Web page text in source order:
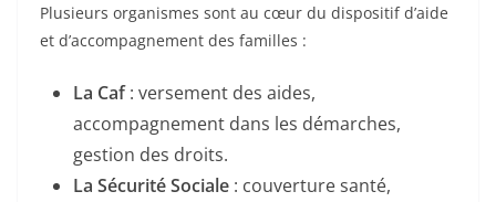
Plusieurs organismes sont au cœur du dispositif d’aide
et d’accompagnement des familles :
La Caf: versement des aides,
accompagnement dans les démarches,
gestion des droits.
La Sécurité Sociale : couverture santé,